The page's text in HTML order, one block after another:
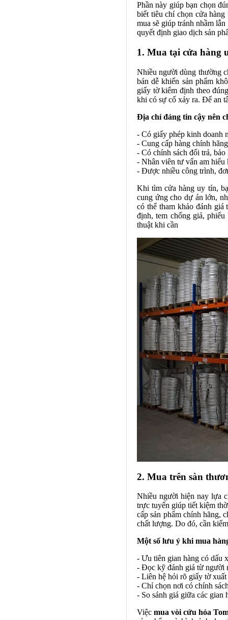
Phần này giúp bạn chọn
biết tiêu chí chọn cửa
mua sẽ giúp tránh nhầm
quyết định giao dịch sản
1. Mua tại cửa hàng
Nhiều người dùng thường
bán dễ khiến sản phẩm
giấy tờ kiểm định theo
khi có sự cố xảy ra. Để an
Địa chỉ đáng tin cậy nên
- Có giấy phép kinh doanh
- Cung cấp hàng chính
- Có chính sách đổi trả,
- Nhân viên tư vấn am
- Được nhiều công trình,
Khi tìm cửa hàng uy tín,
cung ứng cho dự án lớn,
có thể tham khảo đánh
định, tem chống giả,
thuật khi cần
2. Mua trên sàn
Nhiều người hiện nay lựa
trực tuyến giúp tiết kiệm
cấp sản phẩm chính hãng,
chất lượng. Do đó, cần
Một số lưu ý khi mua
- Ưu tiên gian hàng có dấu
- Đọc kỹ đánh giá từ người
- Liên hệ hỏi rõ giấy tờ xuất
- Chỉ chọn nơi có chính
- So sánh giá giữa các gian
Việcmua vòi cứu hỏa